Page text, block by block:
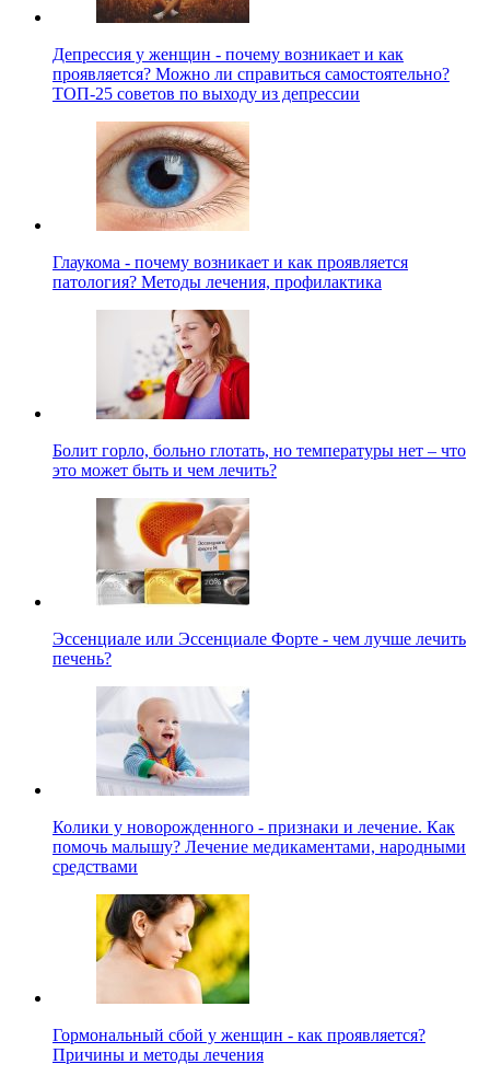
Депрессия у женщин - почему возникает и как
проявляется? Можно ли справиться самостоятельно?
ТОП-25 советов по выходу из депрессии
Глаукома - почему возникает и как проявляется
патология? Методы лечения, профилактика
Болит горло, больно глотать, но температуры нет – что
это может быть и чем лечить?
Эссенциале или Эссенциале Форте - чем лучше лечить
печень?
Колики у новорожденного - признаки и лечение. Как
помочь малышу? Лечение медикаментами, народными
средствами
Гормональный сбой у женщин - как проявляется?
Причины и методы лечения